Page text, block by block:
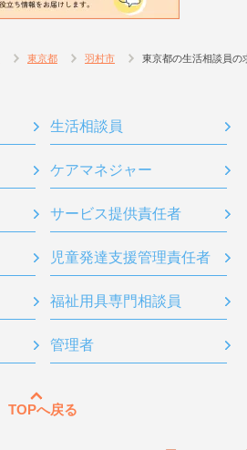
東京都 羽村市 東京都の生活相談員の
生活相談員
ケアマネジャー
サービス提供責任者
児童発達支援管理責任者
福祉用具専門相談員
管理者
TOPへ戻る